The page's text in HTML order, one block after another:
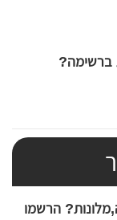
ברשימה?
הרשמו